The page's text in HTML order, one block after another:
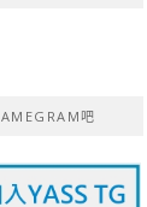
吧